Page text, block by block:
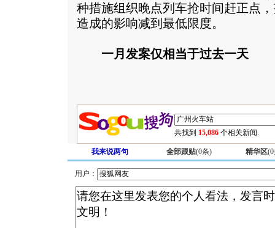
种措施组织晚点列车抢时间赶正点
造成的影响减到最低限度。
一月发案仅相当于过去一天
共找到 15,086 个相关新闻.
我来说两句 全部跟贴(0条) 精华区(0
用户：